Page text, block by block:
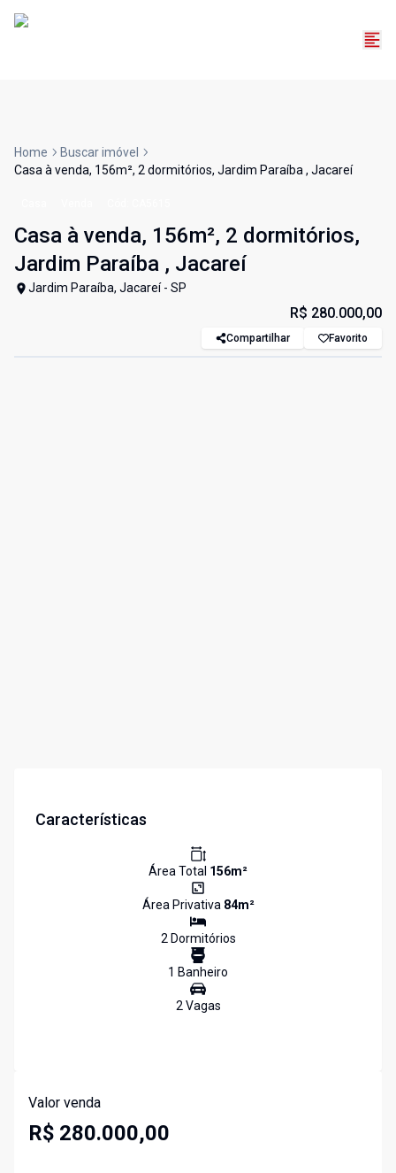
Home
Buscar imóvel
Casa à venda, 156m², 2 dormitórios, Jardim Paraíba , Jacareí
Casa à venda, 156m², 2 dormitórios,
Jardim Paraíba , Jacareí
Jardim Paraíba, Jacareí - SP
R$ 280.000,00
Compartilhar Favorito
Características
Área Total 156m²
Área Privativa 84m²
2Dormitórios
1 Banheiro
2Vagas
Valor venda
R$ 280.000,00